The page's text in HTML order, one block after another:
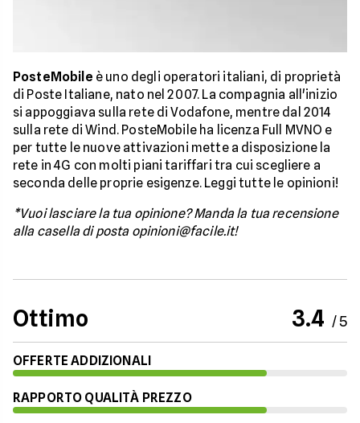
PosteMobile è uno degli operatori italiani, di proprietà
di Poste Italiane, nato nel 2007. La compagnia all'inizio
si appoggiava sulla rete di Vodafone, mentre dal 2014
sulla rete di Wind. PosteMobile ha licenza Full MVNO e
per tutte le nuove attivazioni mette a disposizione la
rete in 4G con molti piani tariffari tra cui scegliere a
seconda delle proprie esigenze. Leggi tutte le opinioni!
*Vuoi lasciare la tua opinione? Manda la tua recensione
alla casella di posta opinioni@facile.it!
Ottimo 3.4 / 5
OFFERTE ADDIZIONALI
RAPPORTO QUALITÀ PREZZO